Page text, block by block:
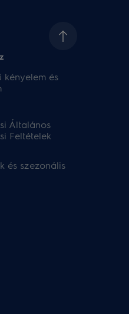
kényelem és
Általános
Feltételek
és szezonális